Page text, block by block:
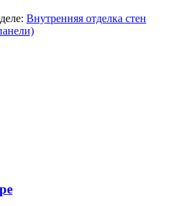
Внутренняя отделка стен